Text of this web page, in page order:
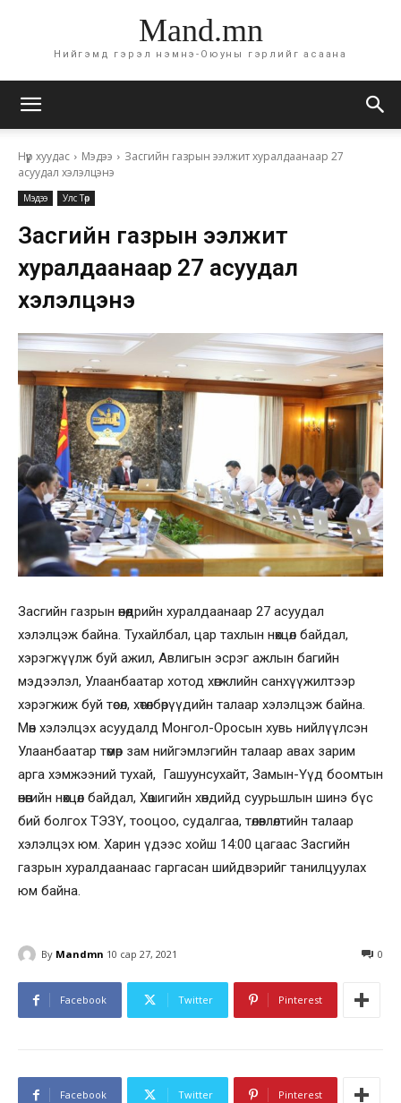
Mand.mn
Нийгэмд гэрэл нэмнэ-Оюуны гэрлийг асаана
Нүүр хуудас Мэдээ
Засгийн газрын ээлжит хуралдаанаар 27
асуудал хэлэлцэнэ
Мэдээ Улс Төр
Засгийн газрын ээлжит
хуралдаанаар 27 асуудал
хэлэлцэнэ
Засгийн газрын өнөөдрийн хуралдаанаар 27 асуудал
хэлэлцэж байна. Тухайлбал, цар тахлын нөхцөл байдал,
хэрэгжүүлж буй ажил, Авлигын эсрэг ажлын багийн
мэдээлэл, Улаанбаатар хотод хөгжлийн санхүүжилтээр
хэрэгжиж буй төсөл, хөтөлбөрүүдийн талаар хэлэлцэж байна.
Мөн хэлэлцэх асуудалд Монгол-Оросын хувь нийлүүлсэн
Улаанбаатар төмөр зам нийгэмлэгийн талаар авах зарим
арга хэмжээний тухай, Гашуунсухайт, Замын-Үүд боомтын
өнөөгийн нөхцөл байдал, Хөшигийн хөндийд суурьшлын шинэ бүс
бий болгох ТЭЗҮ, тооцоо, судалгаа, төлөвлөлтийн талаар
хэлэлцэх юм. Харин үдээс хойш 14:00 цагаас Засгийн
газрын хуралдаанаас гаргасан шийдвэрийг танилцуулах
юм байна.
By Mandmn 10 сар 27, 2021 0
Facebook Twitter Pinterest
Facebook Twitter Pinterest